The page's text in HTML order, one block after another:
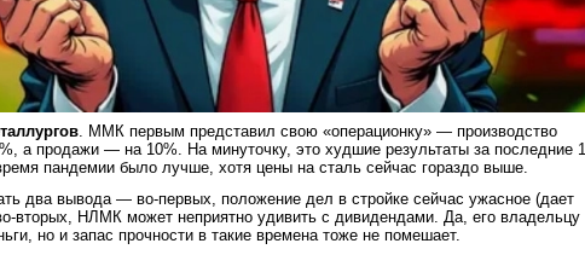
. ММК первым представил свою «операционку» — производство
а продажи — на 10%. На минуточку, это худшие результаты за последние
пандемии было лучше, хотя цены на сталь сейчас гораздо выше.
два вывода — во-первых, положение дел в стройке сейчас ужасное (дает
вторых, НЛМК может неприятно удивить с дивидендами. Да, его владельцу
но и запас прочности в такие времена тоже не помешает.